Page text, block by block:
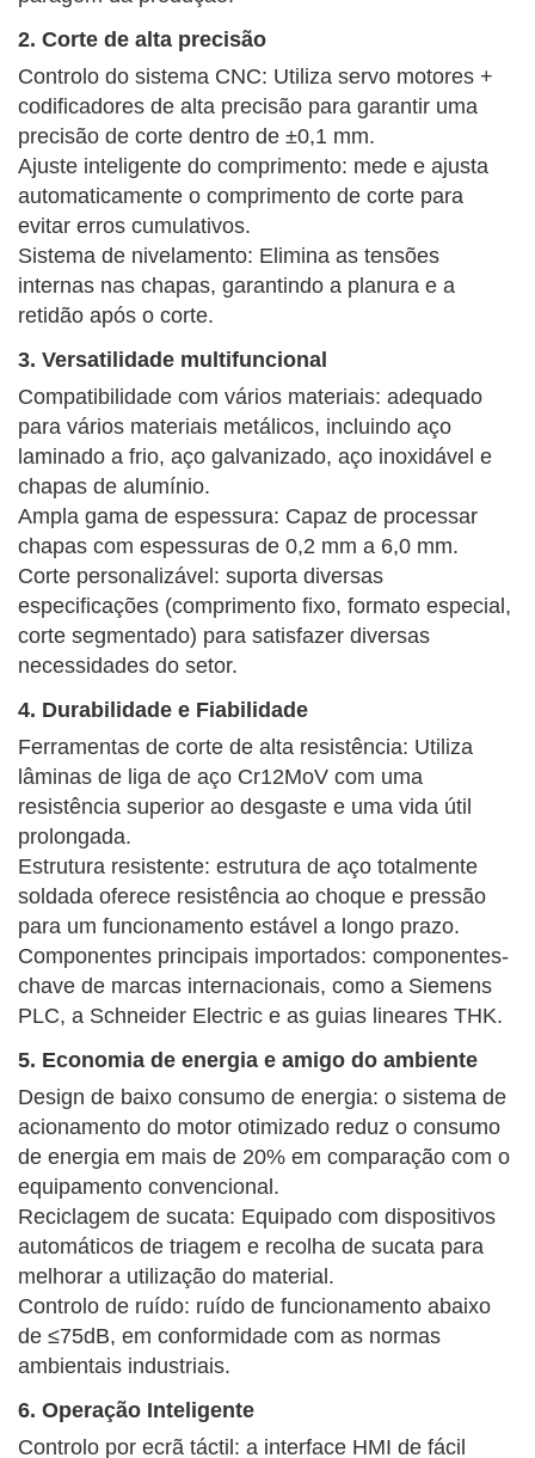
2. Corte de alta precisão
Controlo do sistema CNC: Utiliza servo motores +
codificadores de alta precisão para garantir uma
precisão de corte dentro de ±0,1 mm.
Ajuste inteligente do comprimento: mede e ajusta
automaticamente o comprimento de corte para
evitar erros cumulativos.
Sistema de nivelamento: Elimina as tensões
internas nas chapas, garantindo a planura e a
retidão após o corte.
3. Versatilidade multifuncional
Compatibilidade com vários materiais: adequado
para vários materiais metálicos, incluindo aço
laminado a frio, aço galvanizado, aço inoxidável e
chapas de alumínio.
Ampla gama de espessura: Capaz de processar
chapas com espessuras de 0,2 mm a 6,0 mm.
Corte personalizável: suporta diversas
especificações (comprimento fixo, formato especial,
corte segmentado) para satisfazer diversas
necessidades do setor.
4. Durabilidade e Fiabilidade
Ferramentas de corte de alta resistência: Utiliza
lâminas de liga de aço Cr12MoV com uma
resistência superior ao desgaste e uma vida útil
prolongada.
Estrutura resistente: estrutura de aço totalmente
soldada oferece resistência ao choque e pressão
para um funcionamento estável a longo prazo.
Componentes principais importados: componentes-
chave de marcas internacionais, como a Siemens
PLC, a Schneider Electric e as guias lineares THK.
5. Economia de energia e amigo do ambiente
Design de baixo consumo de energia: o sistema de
acionamento do motor otimizado reduz o consumo
de energia em mais de 20% em comparação com o
equipamento convencional.
Reciclagem de sucata: Equipado com dispositivos
automáticos de triagem e recolha de sucata para
melhorar a utilização do material.
Controlo de ruído: ruído de funcionamento abaixo
de ≤75dB, em conformidade com as normas
ambientais industriais.
6. Operação Inteligente
Controlo por ecrã táctil: a interface HMI de fácil